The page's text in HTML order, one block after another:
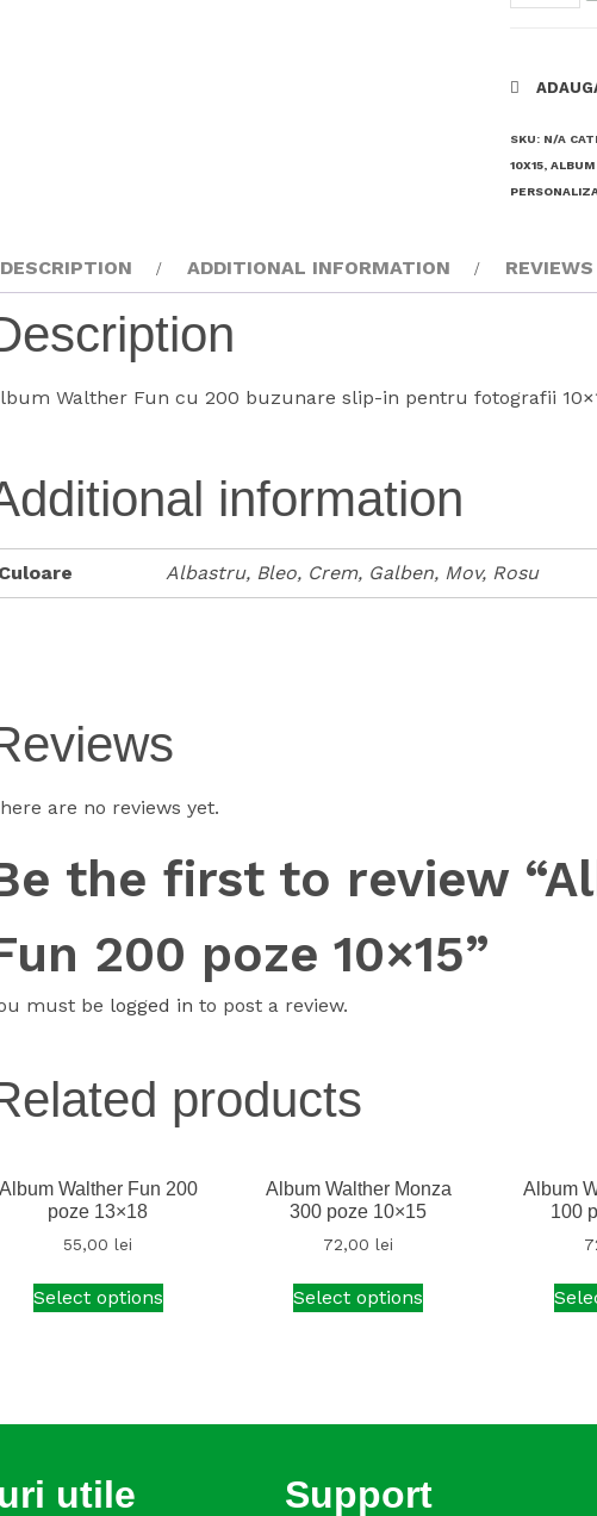
Walther
poze
SKU: N/A
10X15 ,ALBUM
DESCRIPTION ADDITIONAL INFORMATION
Walther Fun cu 200 buzunare slip-in pentru fotografii
information
Albastru, Bleo, Crem, Galben, Mov, Rosu
are no reviews yet.
the first to review
200 poze 10×15”
must be logged in to post a review.
products
Walther Fun 200
poze 13×18
55,00lei
Select options
Album Walther Monza
300 poze 10×15
72,00lei
Select options
Album
100
utile Support